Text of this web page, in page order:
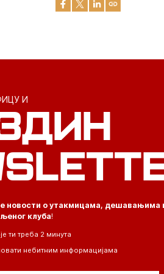
И
новости о утакмицама, дешавањима
клуба!
ти треба 2 минута
небитним информацијама